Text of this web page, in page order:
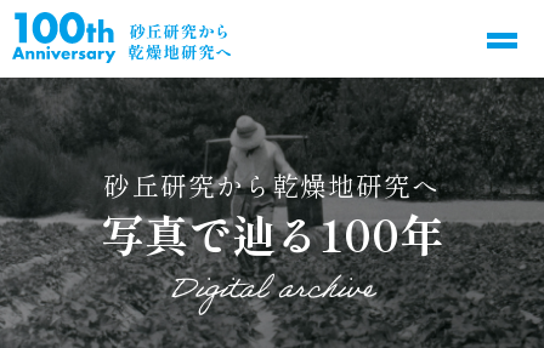
砂丘研究から乾燥地研究へ
写真で辿る100年
Digital archive